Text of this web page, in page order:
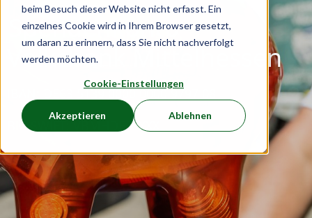
beim Besuch dieser Website nicht erfasst. Ein
einzelnes Cookie wird in Ihrem Browser gesetzt,
um daran zu erinnern, dass Sie nicht nachverfolgt
werden möchten.
Cookie-Einstellungen
Akzeptieren Ablehnen
Spendenkonto
Volksbank Mittelhessen
IBAN: DE63 5139 0000 0000 9797 08
BIC-SWIFT: VBMHDE5FXXX